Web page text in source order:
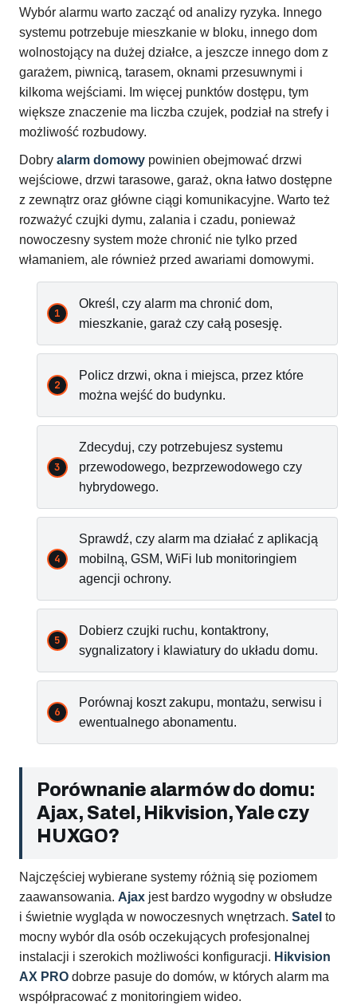
Wybór alarmu warto zacząć od analizy ryzyka. Innego
systemu potrzebuje mieszkanie w bloku, innego dom
wolnostojący na dużej działce, a jeszcze innego dom z
garażem, piwnicą, tarasem, oknami przesuwnymi i
kilkoma wejściami. Im więcej punktów dostępu, tym
większe znaczenie ma liczba czujek, podział na strefy i
możliwość rozbudowy.
Dobry alarm domowy powinien obejmować drzwi
wejściowe, drzwi tarasowe, garaż, okna łatwo dostępne
z zewnątrz oraz główne ciągi komunikacyjne. Warto też
rozważyć czujki dymu, zalania i czadu, ponieważ
nowoczesny system może chronić nie tylko przed
włamaniem, ale również przed awariami domowymi.
Określ, czy alarm ma chronić dom,
mieszkanie, garaż czy całą posesję.
Policz drzwi, okna i miejsca, przez które
można wejść do budynku.
Zdecyduj, czy potrzebujesz systemu
przewodowego, bezprzewodowego czy
hybrydowego.
Sprawdź, czy alarm ma działać z aplikacją
mobilną, GSM, WiFi lub monitoringiem
agencji ochrony.
Dobierz czujki ruchu, kontaktrony,
sygnalizatory i klawiatury do układu domu.
Porównaj koszt zakupu, montażu, serwisu i
ewentualnego abonamentu.
Porównanie alarmów do domu:
Ajax, Satel, Hikvision, Yale czy
HUXGO?
Najczęściej wybierane systemy różnią się poziomem
zaawansowania. Ajax jest bardzo wygodny w obsłudze
i świetnie wygląda w nowoczesnych wnętrzach. Satel to
mocny wybór dla osób oczekujących profesjonalnej
instalacji i szerokich możliwości konfiguracji. Hikvision
AX PRO dobrze pasuje do domów, w których alarm ma
współpracować z monitoringiem wideo.